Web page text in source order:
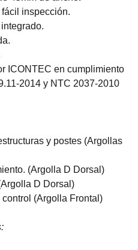
inspección.
ICONTEC en cumplimiento
2014 y NTC 2037-2010
y postes (Argollas
(Argolla D Dorsal)
D Dorsal)
(Argolla Frontal)